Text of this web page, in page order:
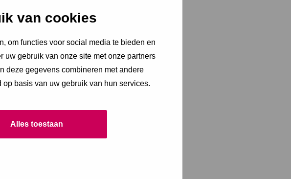
van cookies
om functies voor social media te bieden en
uw gebruik van onze site met onze partners
deze gegevens combineren met andere
basis van uw gebruik van hun services.
Alles toestaan